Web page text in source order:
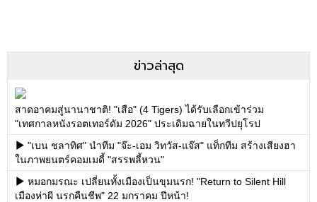
ข่าวล่าสุด
สาดอาคมสู่นานาชาติ! "เสือ" (4 Tigers) ได้รับเลือกเข้าร่วม
"เทศกาลหนังรอตเทอร์ดัม 2026" ประเดิมฉายในทวีปยุโรป
"เบน ชลาทิศ" นำทีม "จ๊ะ-เอม วิทวัส-แจ๊ส" แท็กทีม สร้างเสียงฮา
ในภาพยนตร์คอมเมดี้ "สรรพลี้หวน"
หมอกมรณะ เปลี่ยนทั้งเมืองเป็นขุมนรก! "Return to Silent Hill
เมืองห่าผี นรกคืนชีพ" 22 มกราคม ปีหน้า!